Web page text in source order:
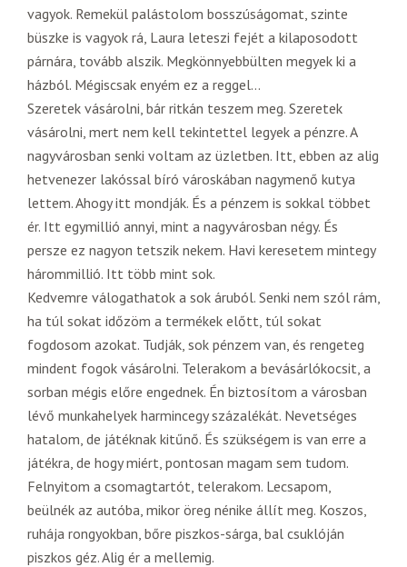
vagyok. Remekül palástolom bosszúságomat, szinte
büszke is vagyok rá, Laura leteszi fejét a kilaposodott
párnára, tovább alszik. Megkönnyebbülten megyek ki a
házból. Mégiscsak enyém ez a reggel…
Szeretek vásárolni, bár ritkán teszem meg. Szeretek
vásárolni, mert nem kell tekintettel legyek a pénzre. A
nagyvárosban senki voltam az üzletben. Itt, ebben az alig
hetvenezer lakóssal bíró városkában nagymenő kutya
lettem. Ahogy itt mondják. És a pénzem is sokkal többet
ér. Itt egymillió annyi, mint a nagyvárosban négy. És
persze ez nagyon tetszik nekem. Havi keresetem mintegy
hárommillió. Itt több mint sok.
Kedvemre válogathatok a sok áruból. Senki nem szól rám,
ha túl sokat időzöm a termékek előtt, túl sokat
fogdosom azokat. Tudják, sok pénzem van, és rengeteg
mindent fogok vásárolni. Telerakom a bevásárlókocsit, a
sorban mégis előre engednek. Én biztosítom a városban
lévő munkahelyek harmincegy százalékát. Nevetséges
hatalom, de játéknak kitűnő. És szükségem is van erre a
játékra, de hogy miért, pontosan magam sem tudom.
Felnyitom a csomagtartót, telerakom. Lecsapom,
beülnék az autóba, mikor öreg nénike állít meg. Koszos,
ruhája rongyokban, bőre piszkos-sárga, bal csuklóján
piszkos géz. Alig ér a mellemig.